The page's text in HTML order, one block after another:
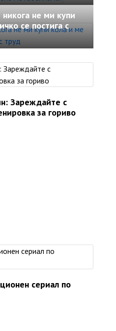
не ми купи
се постига с
Зареждайте с
за гориво
сериал по